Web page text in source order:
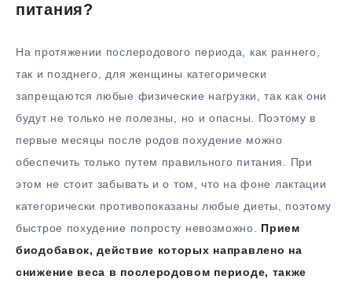
питания?
На протяжении послеродового периода, как раннего,
так и позднего, для женщины категорически
запрещаются любые физические нагрузки, так как они
будут не только не полезны, но и опасны. Поэтому в
первые месяцы после родов похудение можно
обеспечить только путем правильного питания. При
этом не стоит забывать и о том, что на фоне лактации
категорически противопоказаны любые диеты, поэтому
быстрое похудение попросту невозможно. Прием
биодобавок, действие которых направлено на
снижение веса в послеродовом периоде, также